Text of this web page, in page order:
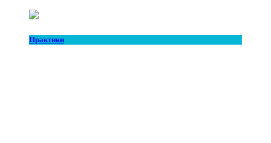
Практики